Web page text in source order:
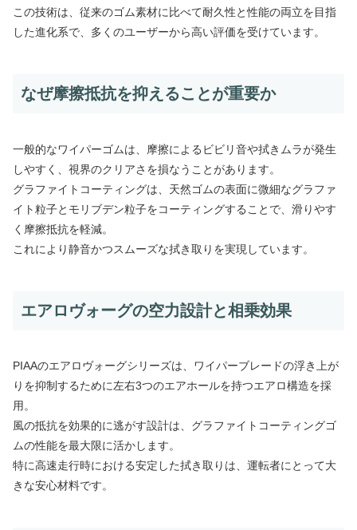
この技術は、従来のゴム素材に比べて耐久性と性能の両立を目指
した進化系で、多くのユーザーから高い評価を受けています。
なぜ摩擦抵抗を抑えることが重要か
一般的なワイパーゴムは、摩擦によるビビリ音や拭きムラが発生
しやすく、視界のクリアさを損なうことがあります。
グラファイトコーティングは、天然ゴムの表面に微細なグラファ
イト粒子とモリブデン粒子をコーティングすることで、滑りやす
く摩擦抵抗を軽減。
これにより静音かつスムーズな拭き取りを実現しています。
エアロヴォーグの空力設計と相乗効果
PIAAのエアロヴォーグシリーズは、ワイパーブレードの浮き上が
りを抑制するために左右3つのエアホールを持つエアロ構造を採
用。
風の抵抗を効果的に逃がす設計は、グラファイトコーティングゴ
ムの性能を最大限に活かします。
特に高速走行時における安定した拭き取りは、運転者にとって大
きな安心材料です。